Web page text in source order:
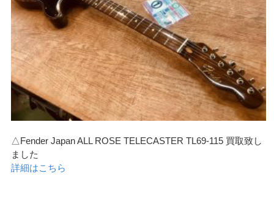
△Fender Japan ALL ROSE TELECASTER TL69-115 買取致し
ました
詳細はこちら